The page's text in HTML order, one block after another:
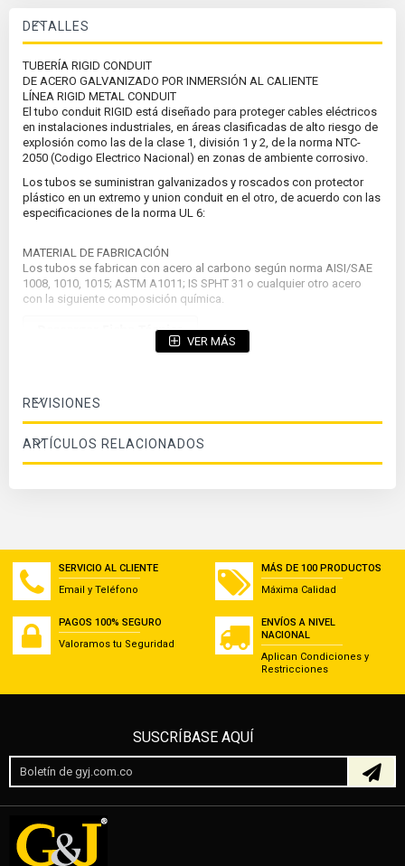
DETALLES
TUBERÍA RIGID CONDUIT
DE ACERO GALVANIZADO POR INMERSIÓN AL CALIENTE
LÍNEA RIGID METAL CONDUIT
El tubo conduit RIGID está diseñado para proteger cables eléctricos
en instalaciones industriales, en áreas clasificadas de alto riesgo de
explosión como las de la clase 1, división 1 y 2, de la norma NTC-
2050 (Codigo Electrico Nacional) en zonas de ambiente corrosivo.
Los tubos se suministran galvanizados y roscados con protector
plástico en un extremo y union conduit en el otro, de acuerdo con las
especificaciones de la norma UL 6:
MATERIAL DE FABRICACIÓN
Los tubos se fabrican con acero al carbono según norma AISI/SAE
1008, 1010, 1015; ASTM A1011; IS SPHT 31 o cualquier otro acero
con la siguiente composición química.
Descargar Ficha Técnica
VER MÁS
REVISIONES
ARTÍCULOS RELACIONADOS
SERVICIO AL CLIENTE
Email y Teléfono
MÁS DE 100 PRODUCTOS
Máxima Calidad
PAGOS 100% SEGURO
Valoramos tu Seguridad
ENVÍOS A NIVEL
NACIONAL
Aplican Condiciones y
Restricciones
SUSCRÍBASE AQUÍ